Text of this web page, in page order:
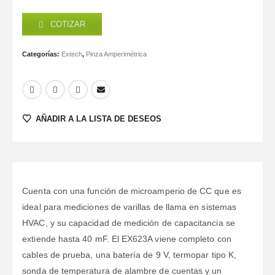
COTIZAR
Categorías: Extech, Pinza Amperimétrica
AÑADIR A LA LISTA DE DESEOS
Cuenta con una función de microamperio de CC que es
ideal para mediciones de varillas de llama en sistemas
HVAC, y su capacidad de medición de capacitancia se
extiende hasta 40 mF. El EX623A viene completo con
cables de prueba, una batería de 9 V, termopar tipo K,
sonda de temperatura de alambre de cuentas y un